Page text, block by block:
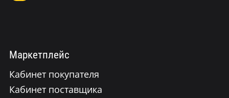
Маркетплейс
Кабинет покупателя
Кабинет поставщика